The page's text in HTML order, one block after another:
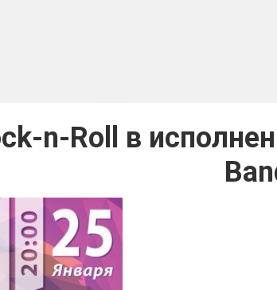
n-Roll в